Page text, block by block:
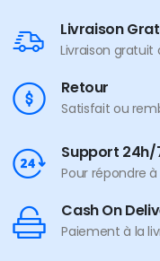
Livraison
Livraison gratuit
Retour
Satisfait ou
Support 24h/
Pour répondre
Cash On
Paiement à la